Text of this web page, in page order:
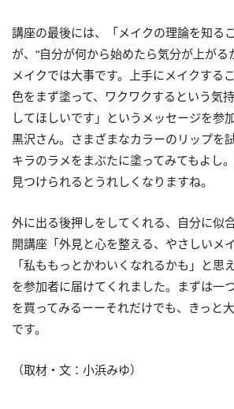
講座の最後には、「メイクの理論を知る
が、“自分が何から始めたら気分が上がる
メイクでは大事です。上手にメイクする
色をまず塗って、ワクワクするという気
してほしいです」というメッセージを参
黒沢さん。さまざまなカラーのリップを
キラのラメをまぶたに塗ってみてもよし
見つけられるとうれしくなりますね。
外に出る後押しをしてくれる、自分に似
開講座「外見と心を整える、やさしいメ
「私ももっとかわいくなれるかも」と思
を参加者に届けてくれました。まずは一
を買ってみるーーそれだけでも、きっと
です。
（取材・文：小浜みゆ）